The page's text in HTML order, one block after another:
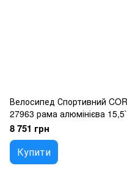
Велосипед Спортивний
27963 рама алюмінієва
швидкість, зібран на 75
8 751 грн
Купити